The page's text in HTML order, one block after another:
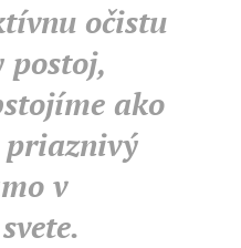
očistu
postoj,
ako
priaznivý
v